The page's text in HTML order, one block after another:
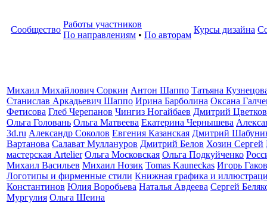
Сообщество
Работы участников
По направлениям • По авторам
Курсы дизайна
Михаил Михайлович Соркин Антон Шаппо Татьяна
Станислав Аркадьевич Шаппо Ирина Барболина Оксана
Фетисова Глеб Черепанов Чингиз Ногайбаев Дмитрий Цветков
Ольга Головань Ольга Матвеева Екатерина Чернышева
3d.ru Александр Соколов Евгения Казанская Дмитрий
Вартанова Салават Муллануров Дмитрий Белов Хозин Сергей
мастерская Artelier Ольга Московская Ольга Подкуйченко
Михаил Васильев Михаил Нозик Tomas Kauneckas Игорь Гаков
Логотипы и фирменные стили Книжная графика и
Константинов Юлия Воробьева Наталья Авдеева Сергей
Мургулия Ольга Шеина